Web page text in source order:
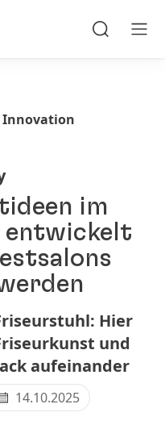
Innovation
im
entwickelt
Hier
und
aufeinander
14.10.2025